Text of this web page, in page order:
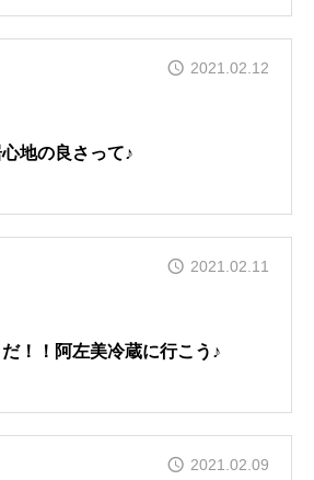
2021.02.12
地の良さって♪
2021.02.11
！！阿左美冷蔵に行こう♪
2021.02.09